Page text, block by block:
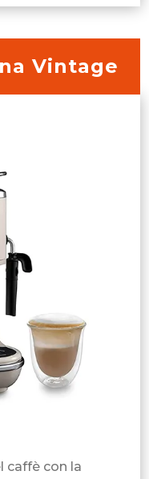
Vintage
caffè con la